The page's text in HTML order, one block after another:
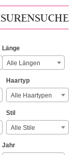
Länge
Alle Längen
Haartyp
Alle Haartypen
Stil
Alle Stile
Jahr